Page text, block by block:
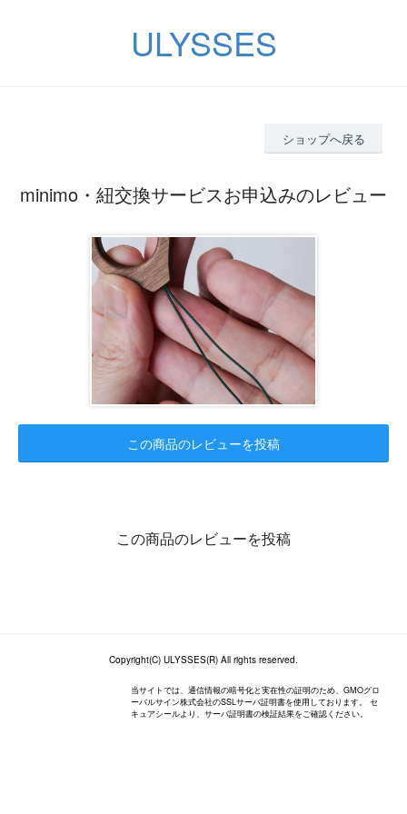
ULYSSES
ショップへ戻る
minimo・紐交換サービスお申込みのレビュー
この商品のレビューを投稿
この商品のレビューを投稿
Copyright(C) ULYSSES(R) All rights reserved.
当サイトでは、通信情報の暗号化と実在性の証明のため、GMOグロ
ーバルサイン株式会社のSSLサーバ証明書を使用しております。 セ
キュアシールより、サーバ証明書の検証結果をご確認ください。